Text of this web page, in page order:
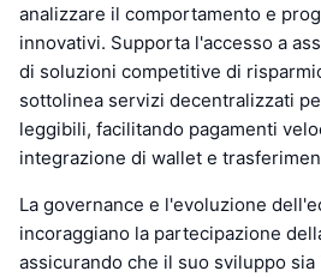
analizzare il comportamento e
innovativi. Supporta l'accesso a
di soluzioni competitive di
sottolinea servizi decentralizzati
leggibili, facilitando pagamenti
integrazione di wallet e
La governance e l'evoluzione
incoraggiano la partecipazione
assicurando che il suo sviluppo sia